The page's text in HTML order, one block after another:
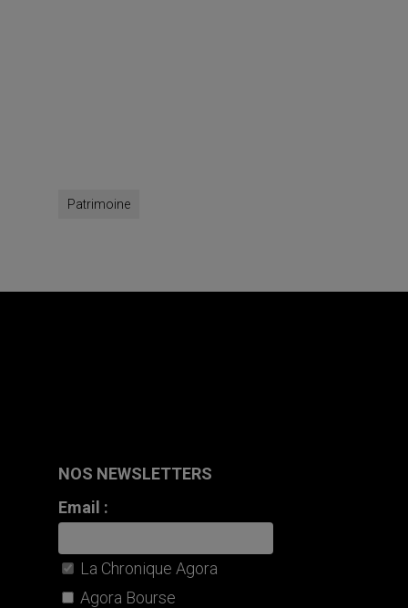
Patrimoine
NOS NEWSLETTERS
Email :
La Chronique Agora
Agora Bourse